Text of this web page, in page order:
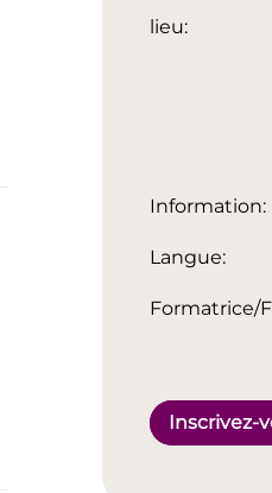
lieu:
Information:
Langue:
Formatrice/
Inscrivez-